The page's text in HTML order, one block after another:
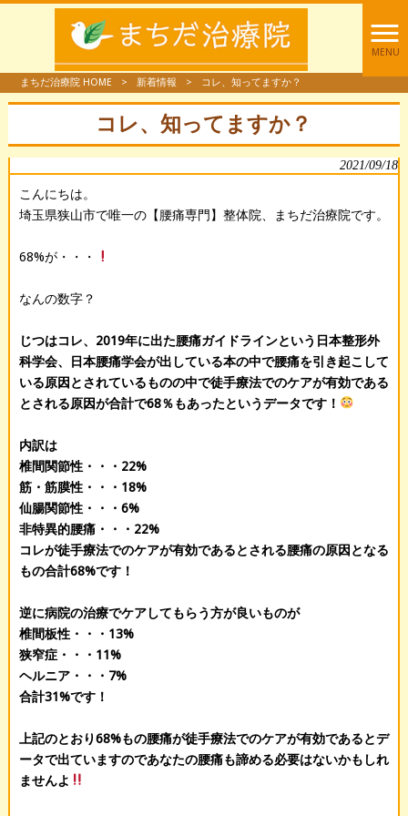
MENU
まちだ治療院 HOME > 新着情報 > コレ、知ってますか？
コレ、知ってますか？
2021/09/18
こんにちは。
埼玉県狭山市で唯一の【腰痛専門】整体院、まちだ治療院です。
68%が・・・
なんの数字？
じつはコレ、2019年に出た腰痛ガイドラインという日本整形外
科学会、日本腰痛学会が出している本の中で腰痛を引き起こして
いる原因とされているものの中で徒手療法でのケアが有効である
とされる原因が合計で68％もあったというデータです！
内訳は
椎間関節性・・・22%
筋・筋膜性・・・18%
仙腸関節性・・・6%
非特異的腰痛・・・22%
コレが徒手療法でのケアが有効であるとされる腰痛の原因となる
もの合計68%です！
逆に病院の治療でケアしてもらう方が良いものが
椎間板性・・・13%
狭窄症・・・11%
ヘルニア・・・7%
合計31%です！
上記のとおり68%もの腰痛が徒手療法でのケアが有効であるとデ
ータで出ていますのであなたの腰痛も諦める必要はないかもしれ
ませんよ